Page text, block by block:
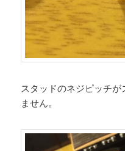
スタッドのネジピッチ
ません。